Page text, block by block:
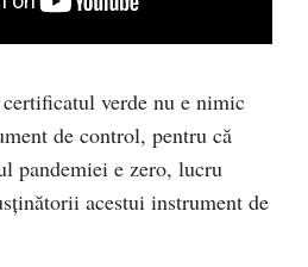
certificatul verde nu e nimic
de control, pentru că
pandemiei e zero, lucru
acestui instrument de